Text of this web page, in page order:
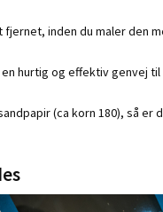
fjernet, inden du maler den
hurtig og effektiv genvej
(ca korn 180), så